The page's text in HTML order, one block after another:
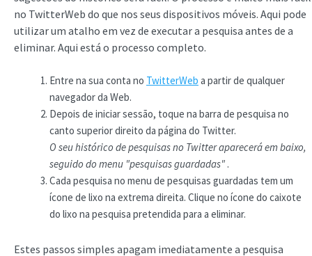
no TwitterWeb do que nos seus dispositivos móveis. Aqui pode
utilizar um atalho em vez de executar a pesquisa antes de a
eliminar. Aqui está o processo completo.
Entre na sua conta no TwitterWeb a partir de qualquer
navegador da Web.
Depois de iniciar sessão, toque na barra de pesquisa no
canto superior direito da página do Twitter.
O seu histórico de pesquisas no Twitter aparecerá em baixo,
seguido do menu "pesquisas guardadas" .
Cada pesquisa no menu de pesquisas guardadas tem um
ícone de lixo na extrema direita. Clique no ícone do caixote
do lixo na pesquisa pretendida para a eliminar.
Estes passos simples apagam imediatamente a pesquisa